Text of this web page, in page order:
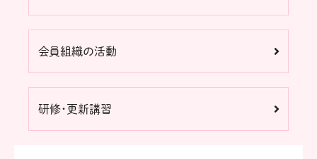
会員組織の活動
研修・更新講習